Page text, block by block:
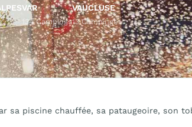
VAR
134 Campings
VAUCLUSE
13 Campings
sa piscine chauffée, sa pataugeoire, son